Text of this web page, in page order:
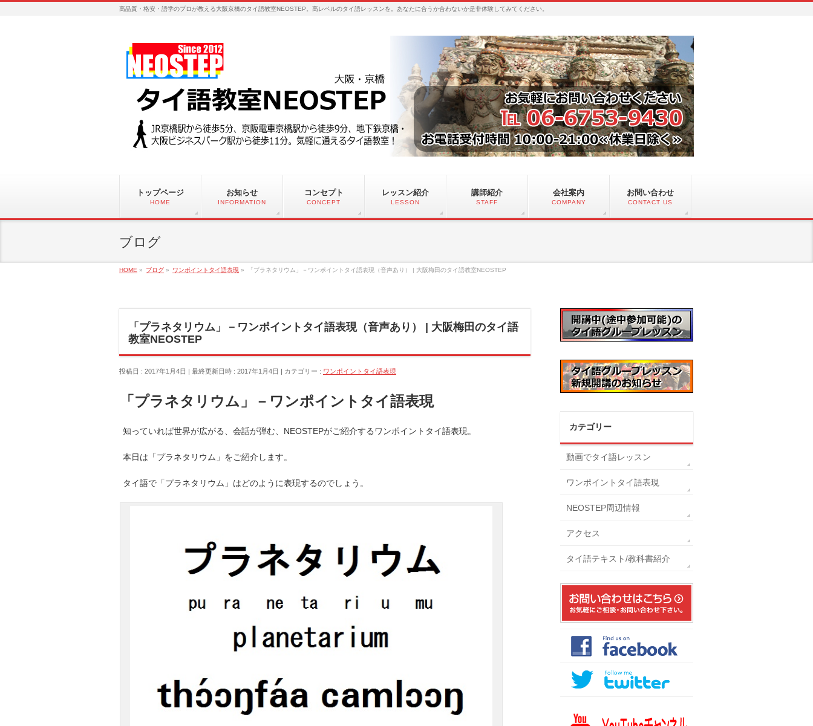
高品質・格安・語学のプロが教える大阪京橋のタイ語教室NEOSTEP。高レベルのタイ語レッスンを。あなたに合うか合わないか是非体験してみてください。
トップページ
HOME
お知らせ
INFORMATION
コンセプト
CONCEPT
レッスン紹介
LESSON
講師紹介
STAFF
会社案内
COMPANY
お問い合わせ
CONTACT US
ブログ
HOME » ブログ » ワンポイントタイ語表現 » 「プラネタリウム」－ワンポイントタイ語表現（音声あり） | 大阪梅田のタイ語教室NEOSTEP
「プラネタリウム」－ワンポイントタイ語表現（音声あり） | 大阪梅田のタイ語
教室NEOSTEP
投稿日 : 2017年1月4日 最終更新日時 : 2017年1月4日 カテゴリー : ワンポイントタイ語表現
「プラネタリウム」－ワンポイントタイ語表現
知っていれば世界が広がる、会話が弾む、NEOSTEPがご紹介するワンポイントタイ語表現。
本日は「プラネタリウム」をご紹介します。
タイ語で「プラネタリウム」はどのように表現するのでしょう。
カテゴリー
動画でタイ語レッスン
ワンポイントタイ語表現
NEOSTEP周辺情報
アクセス
タイ語テキスト/教科書紹介